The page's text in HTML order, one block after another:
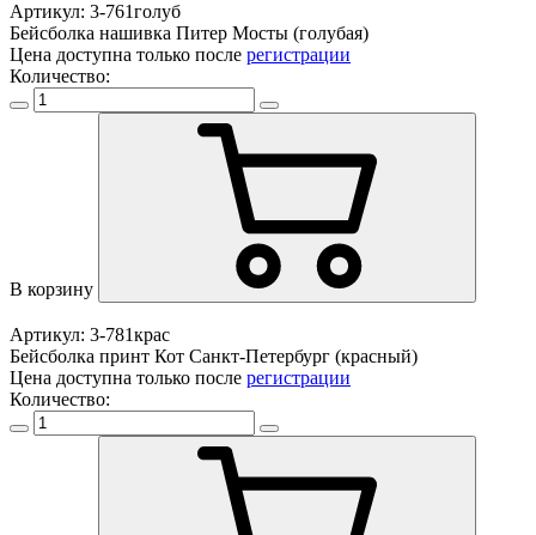
Артикул: 3-761голуб
Бейсболка нашивка Питер Мосты (голубая)
Цена доступна только после регистрации
Количество:
В корзину
Артикул: 3-781крас
Бейсболка принт Кот Санкт-Петербург (красный)
Цена доступна только после регистрации
Количество: